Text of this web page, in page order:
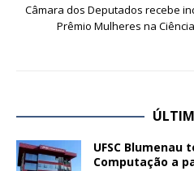
Câmara dos Deputados recebe
Prêmio Mulheres na
UFSC Blumenau
Computação a